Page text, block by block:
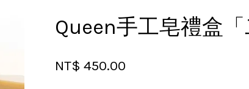
Queen手工皂禮盒「
NT$ 450.00